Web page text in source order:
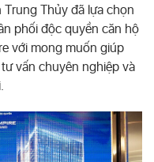
Thủy đã lựa chọn
phối độc quyền căn hộ
với mong muốn giúp
vấn chuyên nghiệp và